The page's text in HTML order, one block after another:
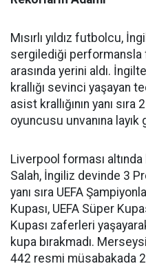
Mısırlı yıldız futbolcu,
sergilediği
arasında yerini aldı.
krallığı sevinci yaşayan
asist krallığının yanı
oyuncusu unvanına layık
Liverpool forması altında
Salah, İngiliz devinde 3
yanı sıra UEFA
Kupası, UEFA Süper
Kupası zaferleri
kupa bırakmadı.
442 resmi müsabakada